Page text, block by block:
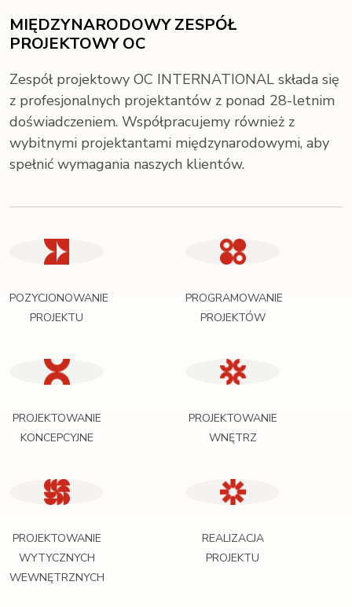
MIĘDZYNARODOWY ZESPÓŁ
PROJEKTOWY OC
Zespół projektowy OC INTERNATIONAL składa się
z profesjonalnych projektantów z ponad 28-letnim
doświadczeniem. Współpracujemy również z
wybitnymi projektantami międzynarodowymi, aby
spełnić wymagania naszych klientów.
POZYCJONOWANIE
PROJEKTU
PROGRAMOWANIE
PROJEKTÓW
PROJEKTOWANIE
KONCEPCYJNE
PROJEKTOWANIE
WNĘTRZ
PROJEKTOWANIE
WYTYCZNYCH
WEWNĘTRZNYCH
REALIZACJA
PROJEKTU